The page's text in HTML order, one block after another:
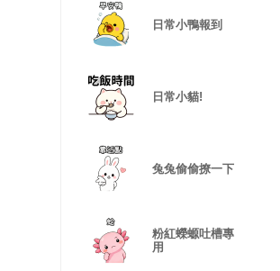
日常小鴨報到
日常小貓!
兔兔偷偷撩一下
粉紅蠑螈吐槽專
用